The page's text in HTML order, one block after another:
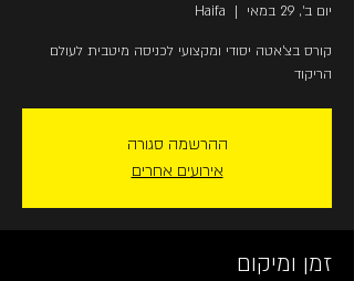
יום ב׳, 29 במאי
  |
Haifa
קורס בצ'אטה יסודי ומקצועי לכניסה מיטבית לעולם
הריקוד
ההרשמה סגורה
אירועים אחרים
זמן ומיקום